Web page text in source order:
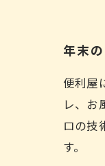
年末
便利屋
レ、お
ロの技
す。